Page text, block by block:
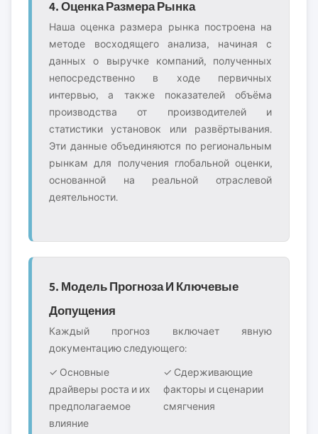
4. Оценка Размера Рынка
Наша оценка размера рынка построена на
методе восходящего анализа, начиная с
данных о выручке компаний, полученных
непосредственно в ходе первичных
интервью, а также показателей объёма
производства от производителей и
статистики установок или развёртывания.
Эти данные объединяются по региональным
рынкам для получения глобальной оценки,
основанной на реальной отраслевой
деятельности.
5. Модель Прогноза И Ключевые
Допущения
Каждый прогноз включает явную
документацию следующего:
✓ Основные
драйверы роста и их
предполагаемое
влияние
✓ Сдерживающие
факторы и сценарии
смягчения